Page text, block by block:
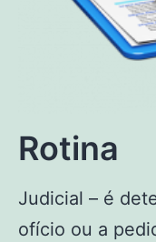
Rotina
Judicial – é
ofício ou a